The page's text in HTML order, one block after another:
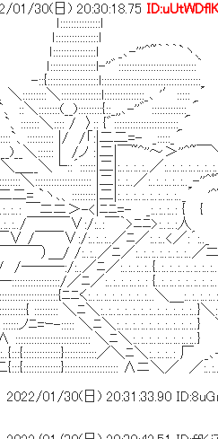
01/30(日) 20:30:18.75
_､-'''^~｀｀｀`ヽ、
''゛:::::::::::::::::::::::::::::｀
＼:::::::::::::::l:::::::::::::::_､ '′::::: _´
､-''゛ :::::::::::::_´
/ 〉:: {゛::::::::::::::::::::::::_´
|/ /「:|二二=- _:::::_´
＼:::::: | /ノ :|二|￣~^''～＞''^~￣
＼＿__＼└::´::::::|二|:..:..:..:..／
＼::::::::::::::::::::: |二|:..:..／:..:..:..:..:.._-''^
二= `ヽ､、:::::::::|二|:..:..:..:..:..:..:..:.._´
￣ニニ＞-<|ﾆﾆ=- _:..:..:..: { {
￣￣￣∨:/:..:￣｀>ﾆﾆ>:..:..:人
￣∨:/:..:..:..／ﾆ／:..:..<／
￣）＿/ /:..:..／ﾆ／:..:..:..:..:..:..:..／
:..／ﾆ／
／ﾆ／:..:..:..:..:..:
ﾆﾆく:..:..:..:..:..:..:..:...＼＿
::::::::: ＼ﾆ＼:..:..:..:..:..:..:..:..:..:..:..:..}＼
ｰ-::::: ＼ﾆ＼:..:..:..:..:..:..:..:..:..:..} ＼
＼ﾆ＼:..:..:..:..:..:..:..:..}
／＼ﾆ＼:..:..:..: 厂 _､-
Λニ＼／ ／
2022/01/30(日) 20:31:33.90